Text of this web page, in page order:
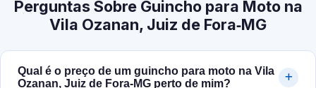
Perguntas Sobre Guincho para Moto na
Vila Ozanan, Juiz de Fora‑MG
Qual é o preço de um guincho para moto na Vila
Ozanan, Juiz de Fora‑MG perto de mim?